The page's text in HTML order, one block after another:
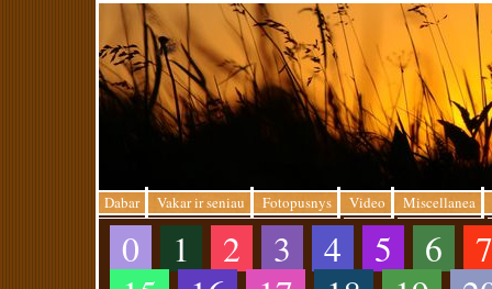
Dabar Vakar ir seniau Fotopusnys Video Miscellanea
0 1 2 3 4 5 6